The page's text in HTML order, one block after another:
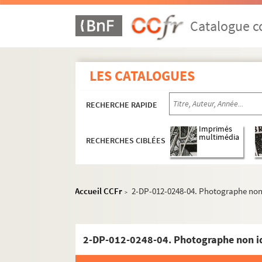
Catalogue
LES CATALOGUES
RECHERCHE RAPIDE
RECHERCHES CIBLÉES
Imprimés
multimédia
Accueil CCFr > 2-DP-012-0248-04. Photographe
2-DP-012-0248-04. Photographe non